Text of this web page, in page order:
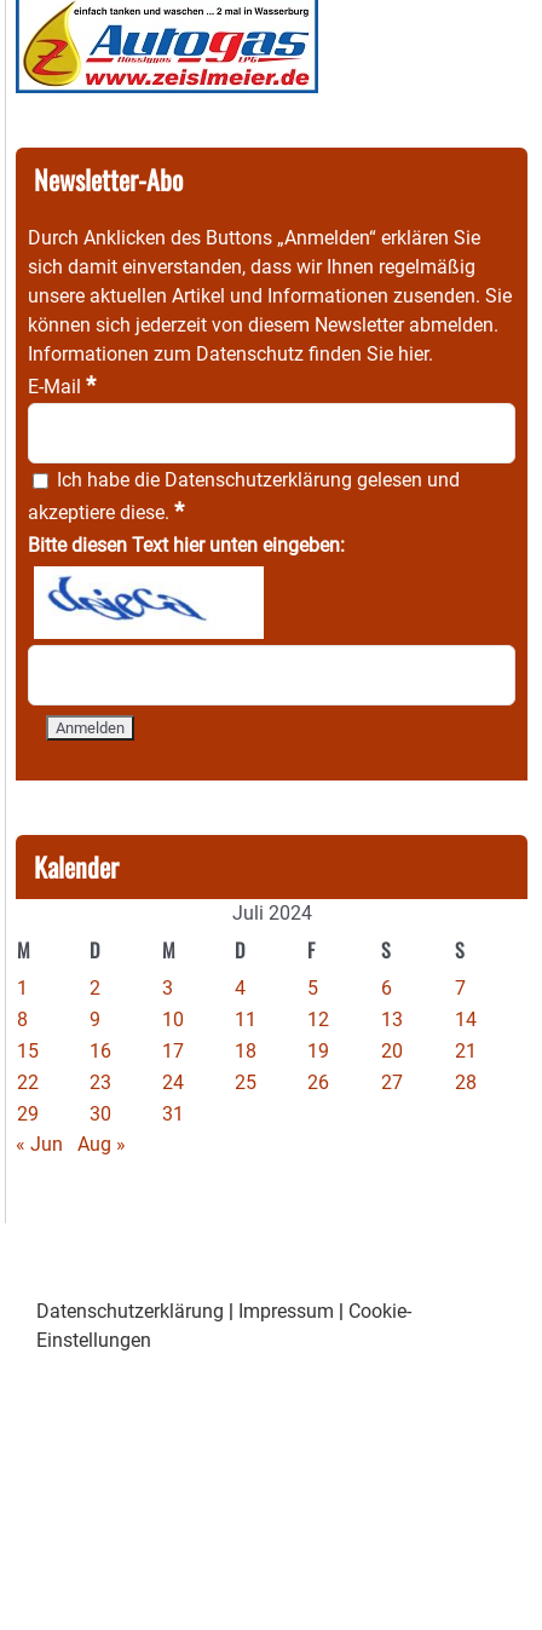
Newsletter-Abo
Durch Anklicken des Buttons „Anmelden“ erklären Sie
sich damit einverstanden, dass wir Ihnen regelmäßig
unsere aktuellen Artikel und Informationen zusenden. Sie
können sich jederzeit von diesem Newsletter abmelden.
Informationen zum Datenschutz finden Sie hier.
E-Mail *
Ich habe die Datenschutzerklärung gelesen und
akzeptiere diese. *
Bitte diesen Text hier unten eingeben:
Kalender
Juli 2024
M D M D F S S
1 2 3 4 5 6
7
8
9 10 11 12 13
14
15
16 17 18 19 20
21
22
23 24 25 26 27
28
29
30
31
« Jun
Aug »
Datenschutzerklärung | Impressum | Cookie-
Einstellungen